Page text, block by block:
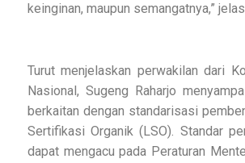
keinginan, maupun semangatnya,”
Turut menjelaskan perwakilan dari
Nasional, Sugeng Raharjo
berkaitan dengan standarisasi
Sertifikasi Organik (LSO). Standar
dapat mengacu pada Peraturan